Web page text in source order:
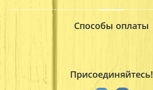
Способы оплаты
Присоединяйтесь!